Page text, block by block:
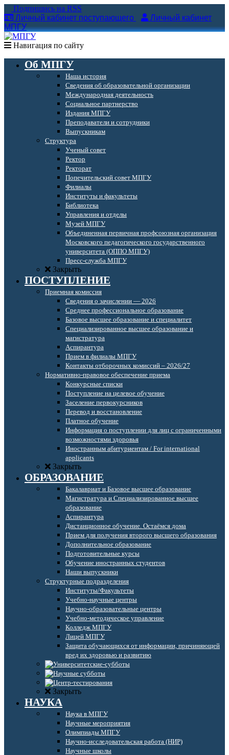
Подпишись на RSS
Личный кабинет поступающего
Личный кабинет
МПГУ
Навигация по сайту
Об МПГУ
Наша история
Сведения об образовательной организации
Международная деятельность
Социальное партнерство
Издания МПГУ
Преподаватели и сотрудники
Выпускникам
Структура
Ученый совет
Ректор
Ректорат
Попечительский совет МПГУ
Филиалы
Институты и факультеты
Библиотека
Управления и отделы
Музей МПГУ
Объединенная первичная профсоюзная организация
Московского педагогического государственного
университета (ОППО МПГУ)
Пресс-служба МПГУ
Закрыть
ПОСТУПЛЕНИЕ
Приемная комиссия
Сведения о зачислении — 2026
Среднее профессиональное образование
Базовое высшее образование и специалитет
Специализированное высшее образование и
магистратура
Аспирантура
Прием в филиалы МПГУ
Контакты отборочных комиссий – 2026/27
Нормативно-правовое обеспечение приема
Конкурсные списки
Поступление на целевое обучение
Заселение первокурсников
Перевод и восстановление
Платное обучение
Информация о поступлении для лиц с ограниченными
возможностями здоровья
Иностранным абитуриентам / For international
applicants
Закрыть
ОБРАЗОВАНИЕ
Бакалавриат и Базовое высшее образование
Магистратура и Специализированное высшее
образование
Аспирантура
Дистанционное обучение. Остаёмся дома
Прием для получения второго высшего образования
Дополнительное образование
Подготовительные курсы
Обучение иностранных студентов
Наши выпускники
Структурные подразделения
Институты/Факультеты
Учебно-научные центры
Научно-образовательные центры
Учебно-методическое управление
Колледж МПГУ
Лицей МПГУ
Защита обучающихся от информации, причиняющей
вред их здоровью и развитию
Закрыть
НАУКА
Наука в МПГУ
Научные мероприятия
Олимпиады МПГУ
Научно-исследовательская работа (НИР)
Научные школы